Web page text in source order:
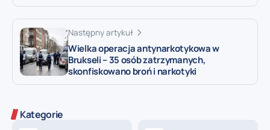
Następny artykuł
Wielka operacja antynarkotykowa w
Brukseli – 35 osób zatrzymanych,
skonfiskowano broń i narkotyki
Kategorie